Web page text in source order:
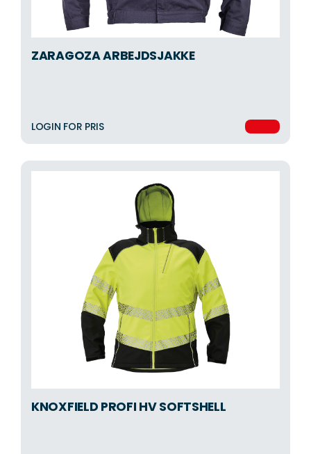
ZARAGOZA ARBEJDSJAKKE
LOGIN FOR PRIS
KNOXFIELD PROFI HV SOFTSHELL